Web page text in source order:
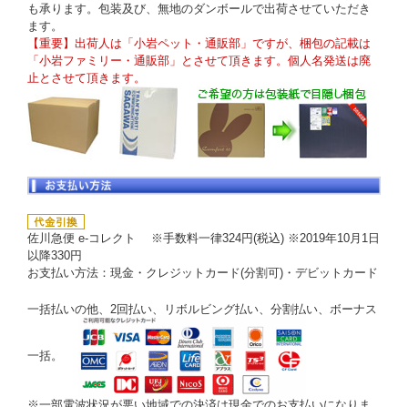
も承ります。包装及び、無地のダンボールで出荷させていただき
ます。
【重要】出荷人は「小岩ペット・通販部」ですが、梱包の記載は
「小岩ファミリー・通販部」とさせて頂きます。個人名発送は廃
止とさせて頂きます。
佐川急便 e-コレクト ※手数料一律324円(税込) ※2019年10月1日
以降330円
お支払い方法：現金・クレジットカード(分割可)・デビットカード
一括払いの他、2回払い、リボルビング払い、分割払い、ボーナス
一括。